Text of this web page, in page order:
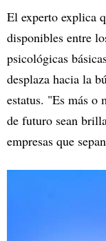
El experto explica
disponibles entre
psicológicas
desplaza hacia la
estatus. "Es más o
de futuro sean
empresas que